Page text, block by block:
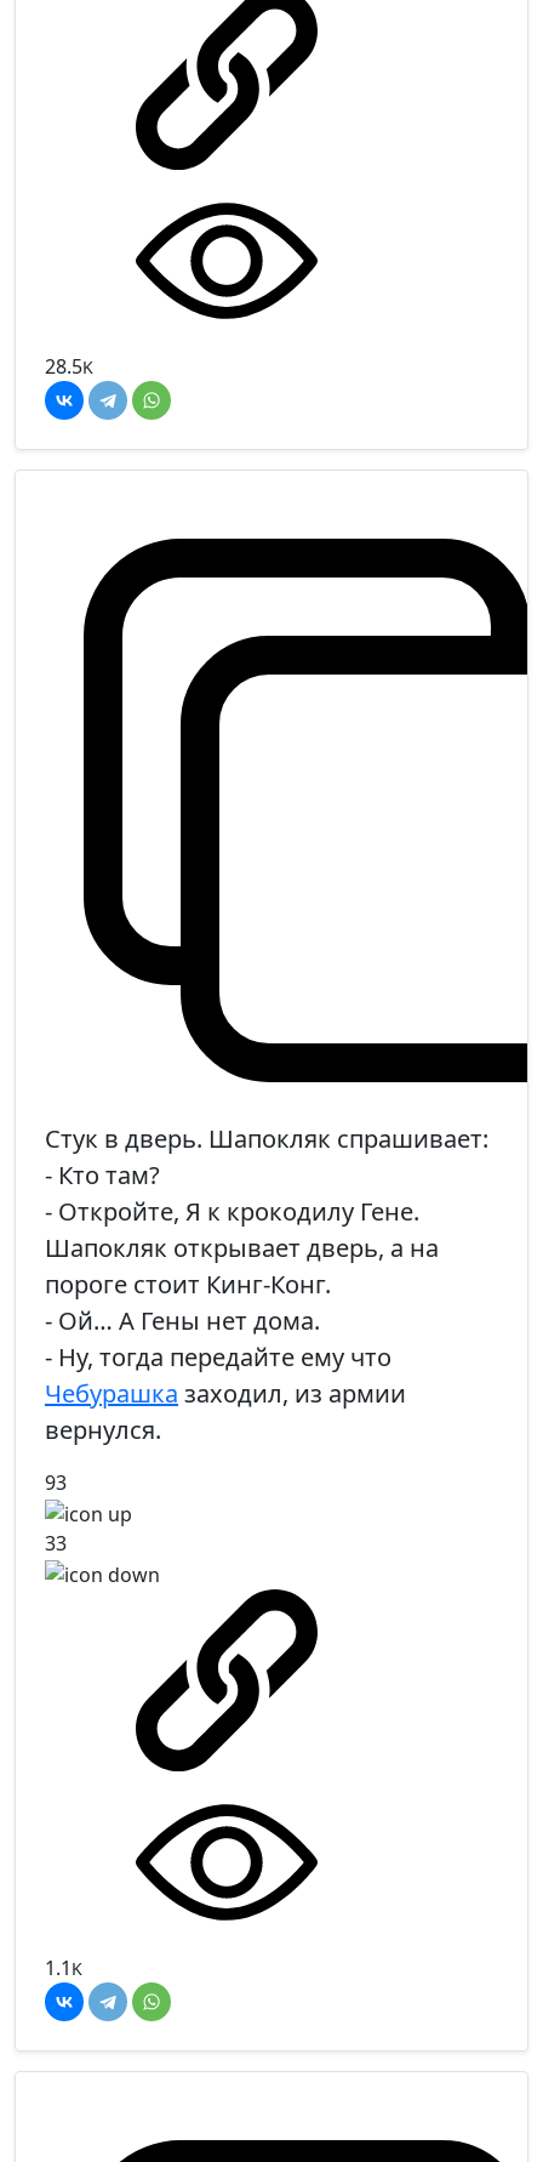
28.5K
Стук в дверь. Шапокляк спрашивает:
- Кто там?
- Откройте, Я к крокодилу Гене.
Шапокляк открывает дверь, а на
пороге стоит Кинг-Конг.
- Ой… А Гены нет дома.
- Ну, тогда передайте ему что
Чебурашка заходил, из армии
вернулся.
93
33
1.1 K